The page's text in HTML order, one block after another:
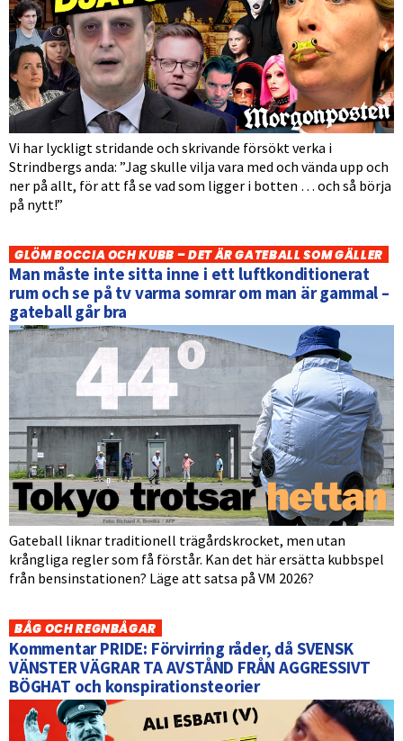
Vi har lyckligt stridande och skrivande försökt verka i
Strindbergs anda: ”Jag skulle vilja vara med och vända upp och
ner på allt, för att få se vad som ligger i botten … och så börja
på nytt!”
GLÖM BOCCIA OCH KUBB – DET ÄR GATEBALL SOM GÄLLER
Man måste inte sitta inne i ett luftkonditionerat
rum och se på tv varma somrar om man är gammal –
gateball går bra
Gateball liknar traditionell trägårdskrocket, men utan
krångliga regler som få förstår. Kan det här ersätta kubbspel
från bensinstationen? Läge att satsa på VM 2026?
BÅG OCH REGNBÅGAR
Kommentar PRIDE: Förvirring råder, då SVENSK
VÄNSTER VÄGRAR TA AVSTÅND FRÅN AGGRESSIVT
BÖGHAT och konspirationsteorier